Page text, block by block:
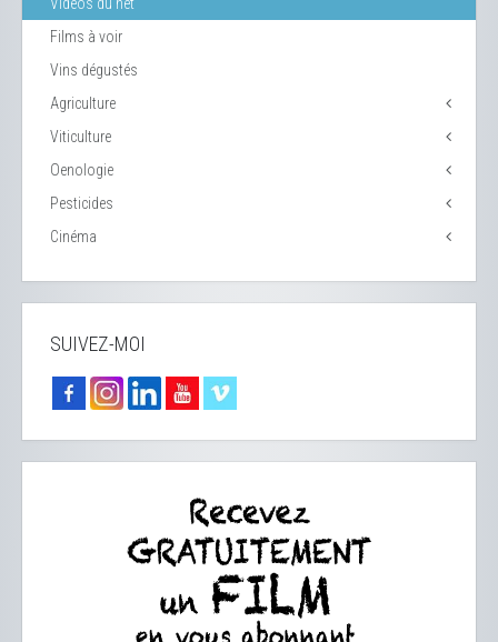
Vidéos du net
Films à voir
Vins dégustés
Agriculture
Viticulture
Oenologie
Pesticides
Cinéma
SUIVEZ-MOI